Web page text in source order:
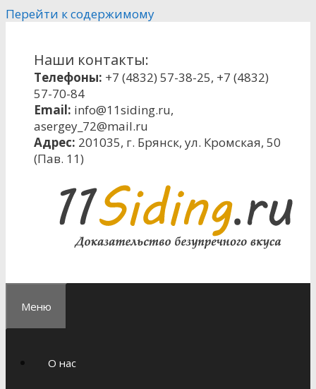
Перейти к содержимому
Наши контакты:
Телефоны: +7 (4832) 57-38-25, +7 (4832)
57-70-84
Email: info@11siding.ru,
asergey_72@mail.ru
Адрес: 201035, г. Брянск, ул. Кромская, 50
(Пав. 11)
Меню
О нас